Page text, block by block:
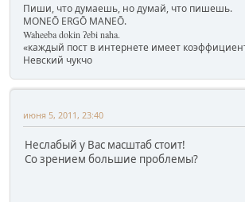
Пиши, что думаешь, но думай, что пишешь.
MONEŌ ERGŌ MANEŌ.
Waheeba dokin ʔebi naha.
«каждый пост в интернете имеет
Невский чукчо
июня 5, 2011, 23:40
Неслабый у Вас масштаб стоит!
Со зрением большие проблемы?